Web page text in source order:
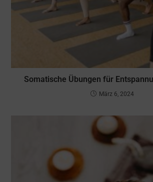
Somatische Übungen für
März 6, 2024